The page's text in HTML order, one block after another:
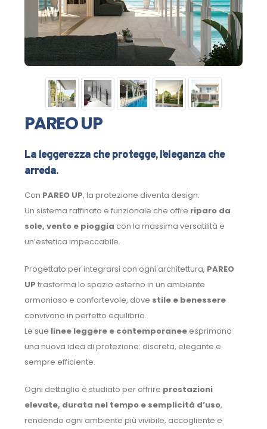
PAREO UP
La leggerezza che protegge, l’eleganza che
arreda.
Con PAREO UP, la protezione diventa design.
Un sistema raffinato e funzionale che offre riparo da
sole, vento e pioggia con la massima versatilità e
un’estetica impeccabile.
Progettato per integrarsi con ogni architettura, PAREO
UP trasforma lo spazio esterno in un ambiente
armonioso e confortevole, dove stile e benessere
convivono in perfetto equilibrio.
Le sue linee leggere e contemporaneeesprimono
una nuova idea di protezione: discreta, elegante e
sempre efficiente.
Ogni dettaglio è studiato per offrire prestazioni
elevate, durata nel tempo e semplicità d’uso,
rendendo ogni ambiente più vivibile, accogliente e